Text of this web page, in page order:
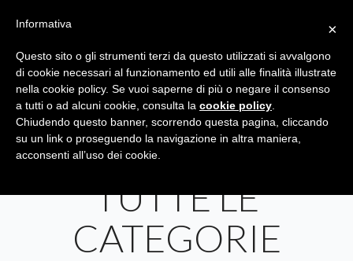
Tutte le categorie Cerca
TUTTE LE
CATEGORIE
×
Informativa
Questo sito o gli strumenti terzi da questo utilizzati si avvalgono
di cookie necessari al funzionamento ed utili alle finalità illustrate
nella cookie policy. Se vuoi saperne di più o negare il consenso
a tutti o ad alcuni cookie, consulta la cookie policy
Chiudendo questo banner, scorrendo questa pagina, cliccando
su un link o proseguendo la navigazione in altra maniera,
acconsenti all’uso dei cookie.